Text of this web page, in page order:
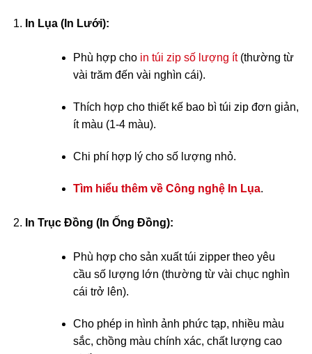
In Lụa (In Lưới):
Phù hợp cho in túi zip số lượng ít(thường từ
vài trăm đến vài nghìn cái).
Thích hợp cho thiết kế bao bì túi zipđơn giản,
ít màu (1-4 màu).
Chi phí hợp lý cho số lượng nhỏ.
Tìm hiểu thêm về Công nghệ In Lụa.
In Trục Đồng (In Ống Đồng):
Phù hợp cho sản xuất túi zipper theo yêu
cầu số lượng lớn (thường từ vài chục nghìn
cái trở lên).
Cho phép in hình ảnh phức tạp, nhiều màu
sắc, chồng màu chính xác, chất lượng cao